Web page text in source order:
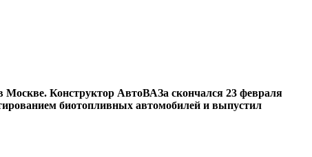
Москве. Конструктор АвтоВАЗа скончался 23 февраля
биотопливных автомобилей и выпустил